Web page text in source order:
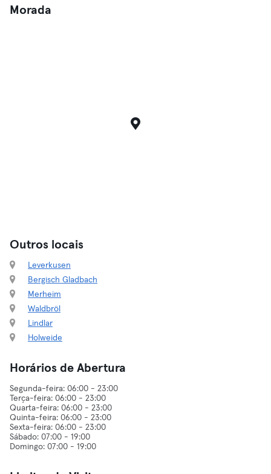
Morada
Outros locais
Leverkusen
Bergisch Gladbach
Merheim
Waldbröl
Lindlar
Holweide
Horários de Abertura
Segunda-feira: 06:00 - 23:00
Terça-feira: 06:00 - 23:00
Quarta-feira: 06:00 - 23:00
Quinta-feira: 06:00 - 23:00
Sexta-feira: 06:00 - 23:00
Sábado: 07:00 - 19:00